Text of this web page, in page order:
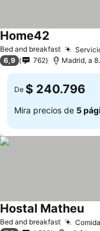
Bed and breakfast
Home42
6,9 762 Madrid, a
De $ 240.796
Mira precios de 5
Bed and breakfast
Hostal MatheuVer